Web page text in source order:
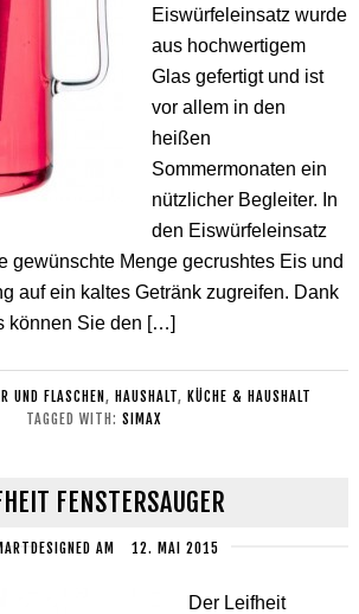
Eiswürfeleinsatz wurde
aus hochwertigem
Glas gefertigt und ist
vor allem in den
heißen
Sommermonaten ein
nützlicher Begleiter. In
den Eiswürfeleinsatz
gewünschte Menge gecrushtes Eis und
auf ein kaltes Getränk zugreifen. Dank
können Sie den […]
UND FLASCHEN , HAUSHALT, KÜCHE & HAUSHALT
TAGGED WITH: SIMAX
FENSTERSAUGER
AM 12. MAI 2015
Der Leifheit